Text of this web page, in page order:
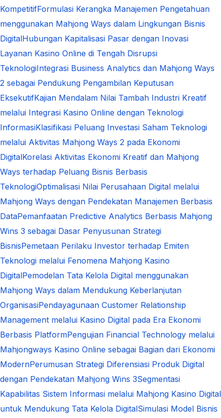
KompetitifFormulasi Kerangka Manajemen Pengetahuan
menggunakan Mahjong Ways dalam Lingkungan Bisnis
DigitalHubungan Kapitalisasi Pasar dengan Inovasi
Layanan Kasino Online di Tengah Disrupsi
TeknologiIntegrasi Business Analytics dan Mahjong Ways
2 sebagai Pendukung Pengambilan Keputusan
EksekutifKajian Mendalam Nilai Tambah Industri Kreatif
melalui Integrasi Kasino Online dengan Teknologi
InformasiKlasifikasi Peluang Investasi Saham Teknologi
melalui Aktivitas Mahjong Ways 2 pada Ekonomi
DigitalKorelasi Aktivitas Ekonomi Kreatif dan Mahjong
Ways terhadap Peluang Bisnis Berbasis
TeknologiOptimalisasi Nilai Perusahaan Digital melalui
Mahjong Ways dengan Pendekatan Manajemen Berbasis
DataPemanfaatan Predictive Analytics Berbasis Mahjong
Wins 3 sebagai Dasar Penyusunan Strategi
BisnisPemetaan Perilaku Investor terhadap Emiten
Teknologi melalui Fenomena Mahjong Kasino
DigitalPemodelan Tata Kelola Digital menggunakan
Mahjong Ways dalam Mendukung Keberlanjutan
OrganisasiPendayagunaan Customer Relationship
Management melalui Kasino Digital pada Era Ekonomi
Berbasis PlatformPengujian Financial Technology melalui
Mahjongways Kasino Online sebagai Bagian dari Ekonomi
ModernPerumusan Strategi Diferensiasi Produk Digital
dengan Pendekatan Mahjong Wins 3Segmentasi
Kapabilitas Sistem Informasi melalui Mahjong Kasino Digital
untuk Mendukung Tata Kelola DigitalSimulasi Model Bisnis